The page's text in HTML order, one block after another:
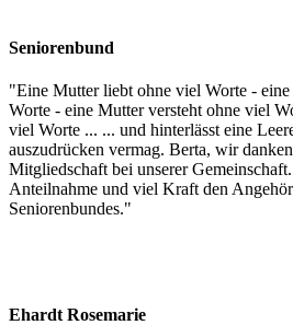
Seniorenbund
"Eine Mutter liebt ohne viel Worte -
Worte - eine Mutter versteht ohne viel
viel Worte ... ... und hinterlässt eine
auszudrücken vermag. Berta, wir
Mitgliedschaft bei unserer
Anteilnahme und viel Kraft den
Seniorenbundes."
Ehardt Rosemarie